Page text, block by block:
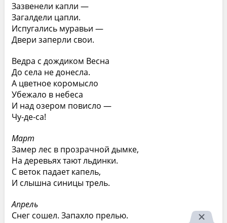
Зазвенели капли —
Загалдели цапли.
Испугались муравьи —
Двери заперли свои.
Ведра с дождиком Весна
До села не донесла.
А цветное коромысло
Убежало в небеса
И над озером повисло —
Чу-де-са!
Март
Замер лес в прозрачной дымке,
На деревьях тают льдинки.
С веток падает капель,
И слышна синицы трель.
Апрель
Снег сошел. Запахло прелью.